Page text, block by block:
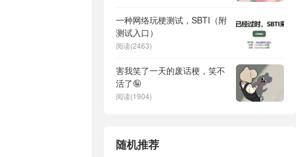
一种网络玩梗测试，SBTI（附
测试入口）
阅读(2463)
害我笑了一天的废话梗，笑不
活了🤪
阅读(1904)
随机推荐